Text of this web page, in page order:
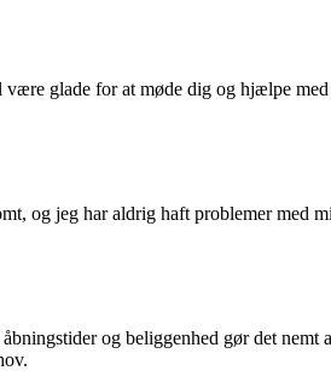
glade for at møde dig og hjælpe
og jeg har aldrig haft problemer med
og beliggenhed gør det nemt